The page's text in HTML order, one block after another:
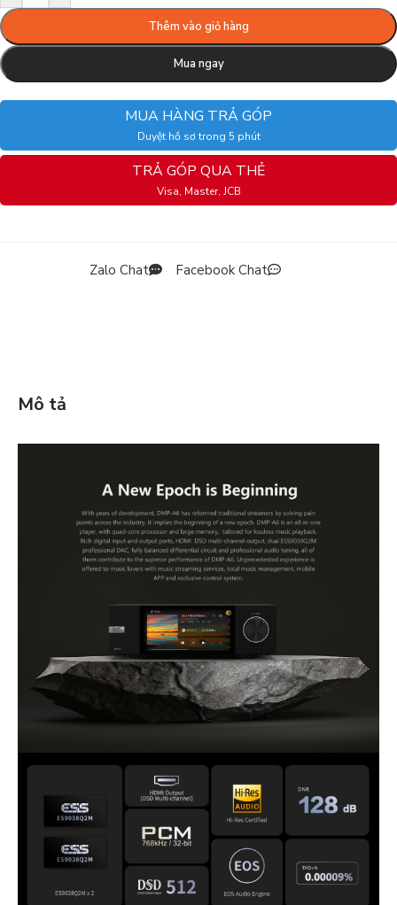
Thêm vào giỏ hàng
Mua ngay
MUA HÀNG TRẢ GÓP
Duyệt hồ sơ trong 5 phút
TRẢ GÓP QUA THẺ
Visa, Master, JCB
Zalo Chat Facebook Chat
Mô tả